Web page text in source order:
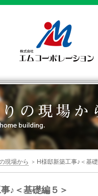
現場から > H様邸新築工事♪＜基
♪＜基礎編５＞